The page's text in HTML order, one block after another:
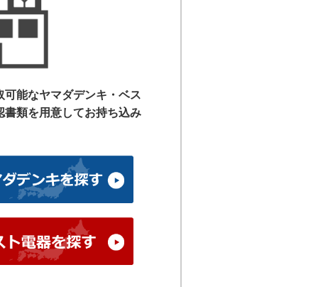
能なヤマダデンキ・ベス
書類を用意してお持ち込み